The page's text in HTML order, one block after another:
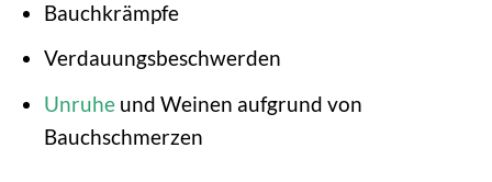
Bauchkrämpfe
Verdauungsbeschwerden
Unruheund Weinen aufgrund von
Bauchschmerzen